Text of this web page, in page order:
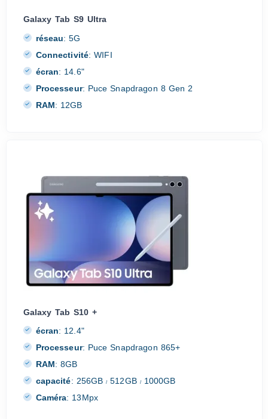
Galaxy Tab S9 Ultra
réseau: 5G
Connectivité: WIFI
écran: 14.6"
Processeur: Puce Snapdragon 8 Gen 2
RAM: 12GB
Galaxy Tab S10 +
écran: 12.4"
Processeur: Puce Snapdragon 865+
RAM: 8GB
capacité: 256GB/ 512GB /1000GB
Caméra: 13Mpx